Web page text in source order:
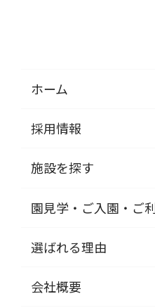
ホーム
採用情報
施設を探す
園見学・ご入園・ご
選ばれる理由
会社概要